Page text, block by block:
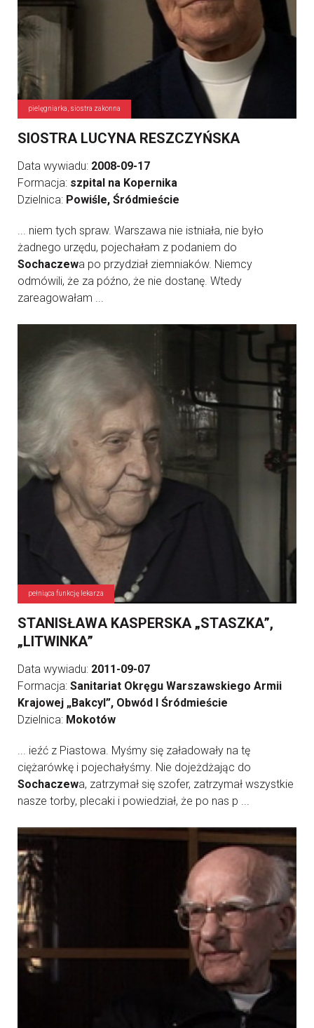
pielęgniarka, siostra zakonna
SIOSTRA LUCYNA RESZCZYŃSKA
Data wywiadu: 2008-09-17
Formacja: szpital na Kopernika
Dzielnica: Powiśle, Śródmieście
... niem tych spraw. Warszawa nie istniała, nie było
żadnego urzędu, pojechałam z podaniem do
Sochaczewa po przydział ziemniaków. Niemcy
odmówili, że za późno, że nie dostanę. Wtedy
zareagowałam ...
pełniąca funkcję lekarza
STANISŁAWA KASPERSKA „STASZKA”,
„LITWINKA”
Data wywiadu: 2011-09-07
Formacja: Sanitariat Okręgu Warszawskiego Armii
Krajowej „Bakcyl”, Obwód I Śródmieście
Dzielnica: Mokotów
... ieźć z Piastowa. Myśmy się załadowały na tę
ciężarówkę i pojechałyśmy. Nie dojeżdżając do
Sochaczewa, zatrzymał się szofer, zatrzymał wszystkie
nasze torby, plecaki i powiedział, że po nas p ...